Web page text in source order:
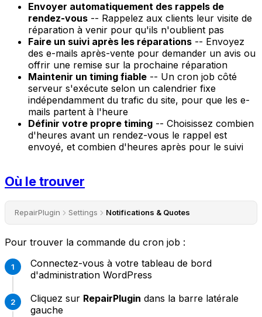
Envoyer automatiquement des rappels de
rendez-vous -- Rappelez aux clients leur visite de
réparation à venir pour qu'ils n'oublient pas
Faire un suivi après les réparations -- Envoyez
des e-mails après-vente pour demander un avis ou
offrir une remise sur la prochaine réparation
Maintenir un timing fiable -- Un cron job côté
serveur s'exécute selon un calendrier fixe
indépendamment du trafic du site, pour que les e-
mails partent à l'heure
Définir votre propre timing -- Choisissez combien
d'heures avant un rendez-vous le rappel est
envoyé, et combien d'heures après pour le suivi
Où le trouver
RepairPlugin Settings Notifications & Quotes
Pour trouver la commande du cron job :
Connectez-vous à votre tableau de bord
d'administration WordPress
Cliquez sur RepairPlugin dans la barre latérale
gauche